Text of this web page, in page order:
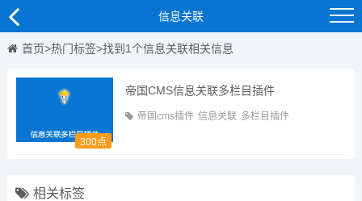
信息关联
首页>热门标签>找到1个信息关联相关信息
300点
帝国CMS信息关联多栏目插件
帝国cms插件 信息关联 多栏目插件
相关标签